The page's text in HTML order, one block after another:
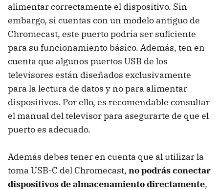
alimentar correctamente el dispositivo. Sin
embargo, si cuentas con un modelo antiguo de
Chromecast, este puerto podría ser suficiente
para su funcionamiento básico. Además, ten en
cuenta que algunos puertos USB de los
televisores están diseñados exclusivamente
para la lectura de datos y no para alimentar
dispositivos. Por ello, es recomendable consultar
el manual del televisor para asegurarte de que el
puerto es adecuado.
Además debes tener en cuenta que al utilizar la
toma USB-C del Chromecast, no podrás conectar
dispositivos de almacenamiento directamente,